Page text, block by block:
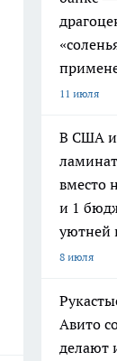
11 июля
В США и
вместо
и 1
уютней
8 июля
Авито
делают